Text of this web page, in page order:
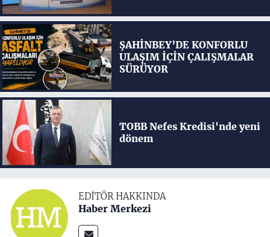
ŞAHİNBEY’DE KONFORLU
ULAŞIM İÇİN ÇALIŞMALAR
SÜRÜYOR
TOBB Nefes Kredisi'nde yeni
dönem
EDITÖR HAKKINDA
Haber Merkezi